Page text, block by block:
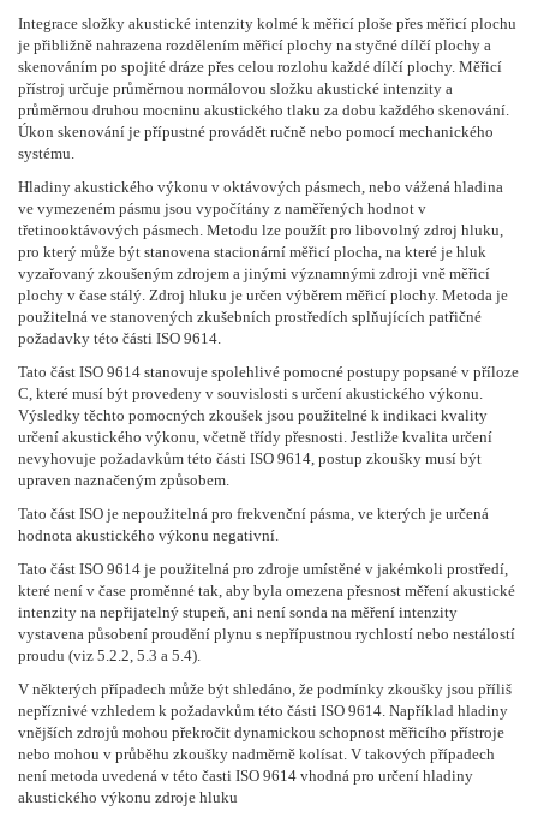
Integrace složky akustické intenzity kolmé k měřicí ploše přes měřicí plochu
je přibližně nahrazena rozdělením měřicí plochy na styčné dílčí plochy a
skenováním po spojité dráze přes celou rozlohu každé dílčí plochy. Měřicí
přístroj určuje průměrnou normálovou složku akustické intenzity a
průměrnou druhou mocninu akustického tlaku za dobu každého skenování.
Úkon skenování je přípustné provádět ručně nebo pomocí mechanického
systému.
Hladiny akustického výkonu v oktávových pásmech, nebo vážená hladina
ve vymezeném pásmu jsou vypočítány z naměřených hodnot v
třetinooktávových pásmech. Metodu lze použít pro libovolný zdroj hluku,
pro který může být stanovena stacionární měřicí plocha, na které je hluk
vyzařovaný zkoušeným zdrojem a jinými významnými zdroji vně měřicí
plochy v čase stálý. Zdroj hluku je určen výběrem měřicí plochy. Metoda je
použitelná ve stanovených zkušebních prostředích splňujících patřičné
požadavky této části ISO 9614.
Tato část ISO 9614 stanovuje spolehlivé pomocné postupy popsané v příloze
C, které musí být provedeny v souvislosti s určení akustického výkonu.
Výsledky těchto pomocných zkoušek jsou použitelné k indikaci kvality
určení akustického výkonu, včetně třídy přesnosti. Jestliže kvalita určení
nevyhovuje požadavkům této části ISO 9614, postup zkoušky musí být
upraven naznačeným způsobem.
Tato část ISO je nepoužitelná pro frekvenční pásma, ve kterých je určená
hodnota akustického výkonu negativní.
Tato část ISO 9614 je použitelná pro zdroje umístěné v jakémkoli prostředí,
které není v čase proměnné tak, aby byla omezena přesnost měření akustické
intenzity na nepřijatelný stupeň, ani není sonda na měření intenzity
vystavena působení proudění plynu s nepřípustnou rychlostí nebo nestálostí
proudu (viz 5.2.2, 5.3 a 5.4).
V některých případech může být shledáno, že podmínky zkoušky jsou příliš
nepříznivé vzhledem k požadavkům této části ISO 9614. Například hladiny
vnějších zdrojů mohou překročit dynamickou schopnost měřicího přístroje
nebo mohou v průběhu zkoušky nadměrně kolísat. V takových případech
není metoda uvedená v této časti ISO 9614 vhodná pro určení hladiny
akustického výkonu zdroje hluku